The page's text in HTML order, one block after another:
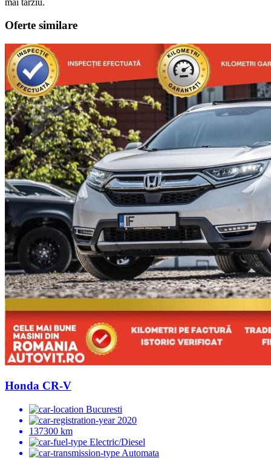
Oferte similare
Honda CR-V
Bucuresti
2020
137300 km
Electric/Diesel
Automata